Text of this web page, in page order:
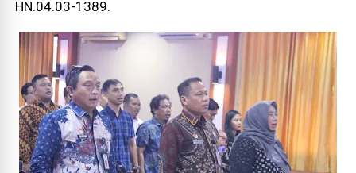
HN.04.03-1389.